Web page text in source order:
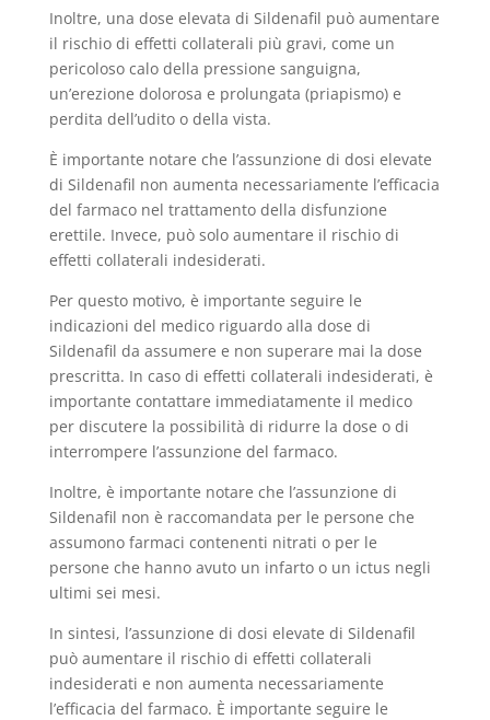
Inoltre, una dose elevata di Sildenafil può aumentare
il rischio di effetti collaterali più gravi, come un
pericoloso calo della pressione sanguigna,
un’erezione dolorosa e prolungata (priapismo) e
perdita dell’udito o della vista.
È importante notare che l’assunzione di dosi elevate
di Sildenafil non aumenta necessariamente l’efficacia
del farmaco nel trattamento della disfunzione
erettile. Invece, può solo aumentare il rischio di
effetti collaterali indesiderati.
Per questo motivo, è importante seguire le
indicazioni del medico riguardo alla dose di
Sildenafil da assumere e non superare mai la dose
prescritta. In caso di effetti collaterali indesiderati, è
importante contattare immediatamente il medico
per discutere la possibilità di ridurre la dose o di
interrompere l’assunzione del farmaco.
Inoltre, è importante notare che l’assunzione di
Sildenafil non è raccomandata per le persone che
assumono farmaci contenenti nitrati o per le
persone che hanno avuto un infarto o un ictus negli
ultimi sei mesi.
In sintesi, l’assunzione di dosi elevate di Sildenafil
può aumentare il rischio di effetti collaterali
indesiderati e non aumenta necessariamente
l’efficacia del farmaco. È importante seguire le